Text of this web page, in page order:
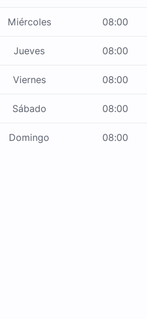
Miércoles 08:00
Jueves 08:00
Viernes 08:00
Sábado 08:00
Domingo 08:00